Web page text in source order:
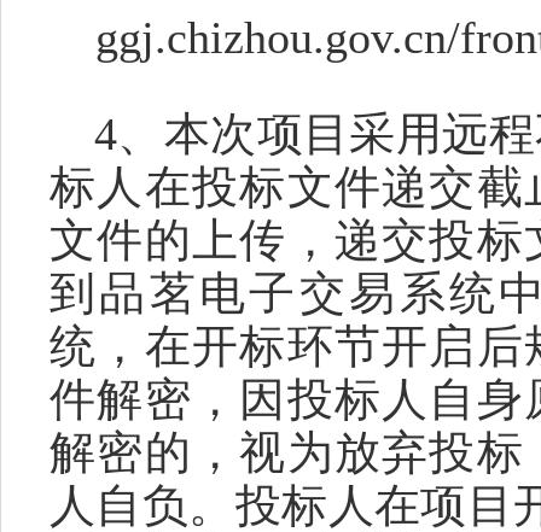
ggj.chizhou.gov.cn/
4、本次项目采用远
标人在投标文件递交截
文件的上传，递交投
到品茗电子交易系统
统，在开标环节开启
件解密，因投标人自
解密的，视为放弃投标
人自负。投标人在项目